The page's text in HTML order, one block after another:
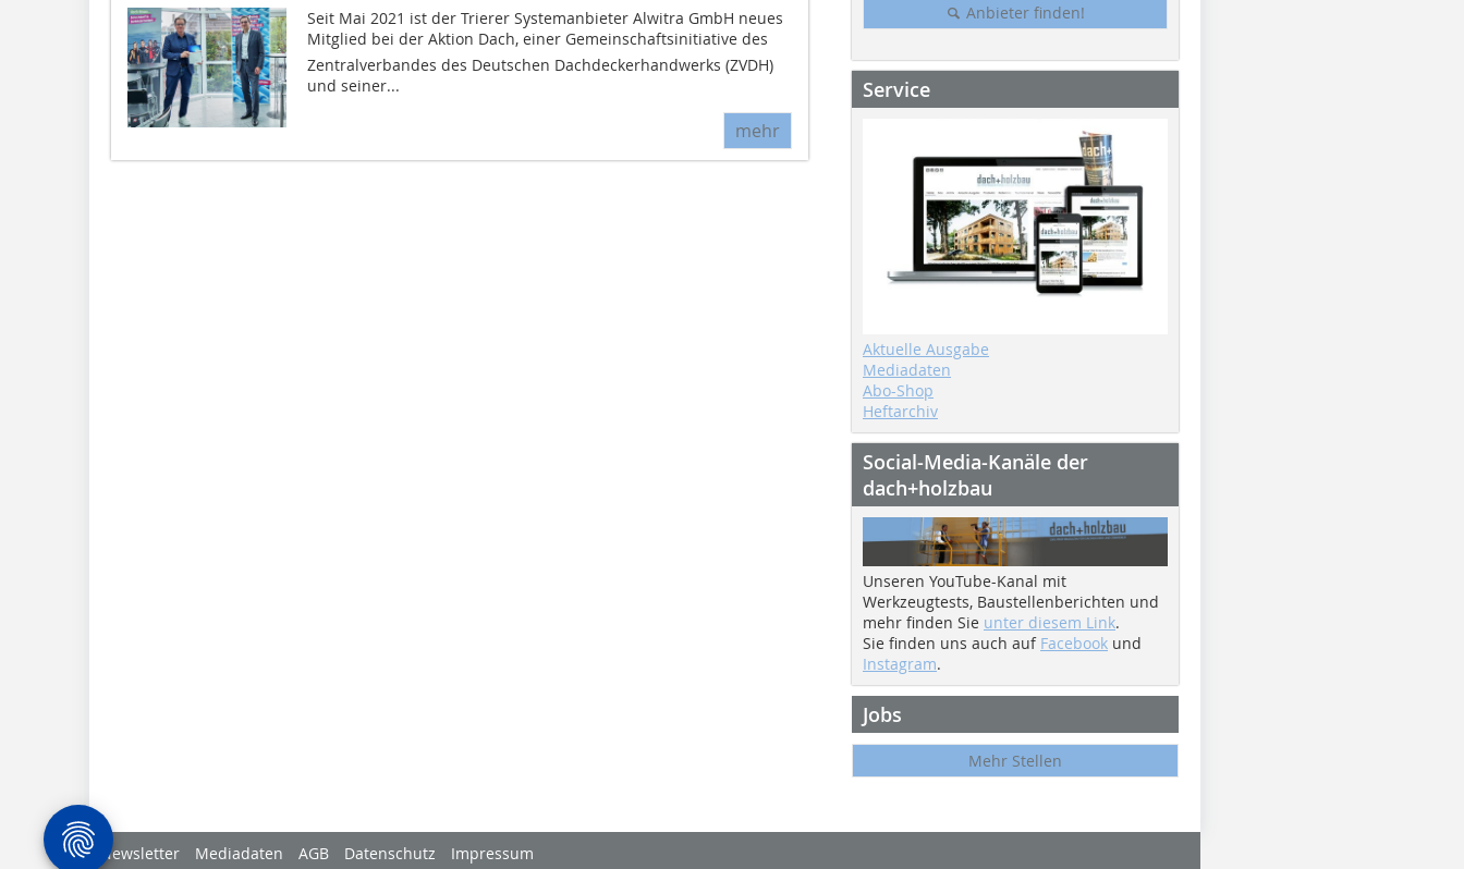
Seit Mai 2021 ist der Trierer Systemanbieter Alwitra GmbH neues
Mitglied bei der Aktion Dach, einer Gemeinschaftsinitiative des
Zentralverbandes des Deutschen Dachdeckerhandwerks (ZVDH)
und seiner...
mehr
Anbieter finden!
Service
Aktuelle Ausgabe
Mediadaten
Abo-Shop
Heftarchiv
Social-Media-Kanäle der
dach+holzbau
Unseren YouTube-Kanal mit
Werkzeugtests, Baustellenberichten und
mehr finden Sie unter diesem Link.
Sie finden uns auch auf Facebook und
Instagram.
Jobs
Mehr Stellen
Newsletter Mediadaten AGB Datenschutz Impressum